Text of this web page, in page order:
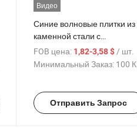
Видео
Синие волновые плитки из
каменной стали с
металлическим покрытием
для кровли
FOB цена: 1,82-3,58 $/ шт.
Минимальный Заказ: 100 Куски
Отправить Запрос